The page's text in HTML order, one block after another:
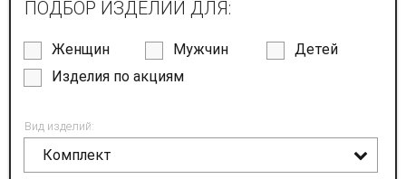
ПОДБОР ИЗДЕЛИЙ ДЛЯ:
Женщин Мужчин
Детей
Изделия по акциям
Вид изделий:
Комплект